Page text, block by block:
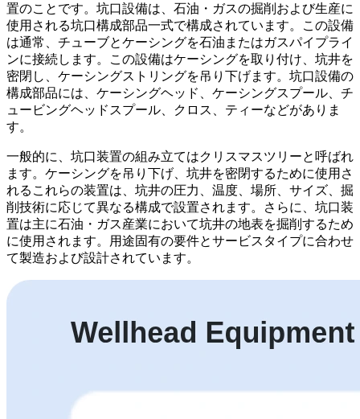
置のことです。坑口設備は、石油・ガスの掘削および生産に
使用される坑口構成部品一式で構成されています。この設備
は通常、チューブとケーシングを石油またはガスパイプライ
ンに接続します。この設備はケーシングを取り付け、坑井を
密閉し、ケーシングストリングを吊り下げます。坑口設備の
構成部品には、ケーシングヘッド、ケーシングスプール、チ
ュービングヘッドスプール、クロス、ティーなどがありま
す。
一般的に、坑口装置の組み立てはクリスマスツリーと呼ばれ
ます。ケーシングを吊り下げ、坑井を密閉するために使用さ
れるこれらの装置は、坑井の圧力、温度、場所、サイズ、掘
削技術に応じて異なる構成で設置されます。さらに、坑口装
置は主に石油・ガス産業において坑井の地表を掘削するため
に使用されます。用途固有の要件とサービスタイプに合わせ
て製造および設計されています。